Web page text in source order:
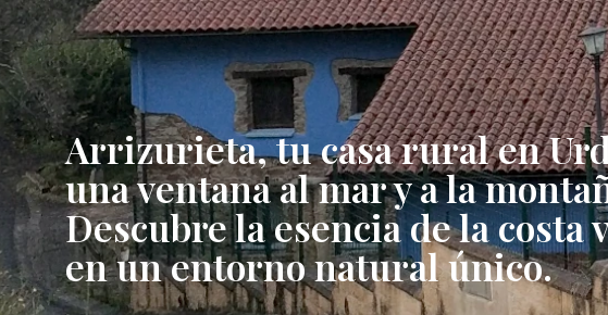
Arrizurieta, tu casa rural en
una ventana al mar y a la
Descubre la esencia de la costa
en un entorno natural único.